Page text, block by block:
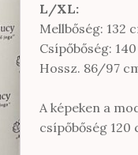
L/XL:
Mellbőség: 132
Csípőbőség:
Hossz. 86/97
A képeken a
csípőbőség 120